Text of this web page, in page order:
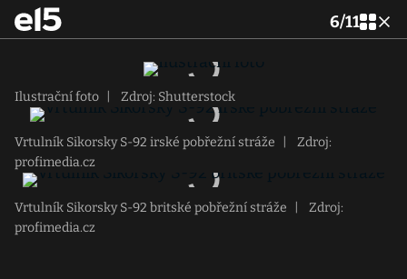
6/11
Ilustrační foto Zdroj: Shutterstock
Vrtulník Sikorsky S-92 irské pobřežní stráže
Zdroj:
profimedia.cz
Vrtulník Sikorsky S-92 britské pobřežní stráže
Zdroj:
profimedia.cz